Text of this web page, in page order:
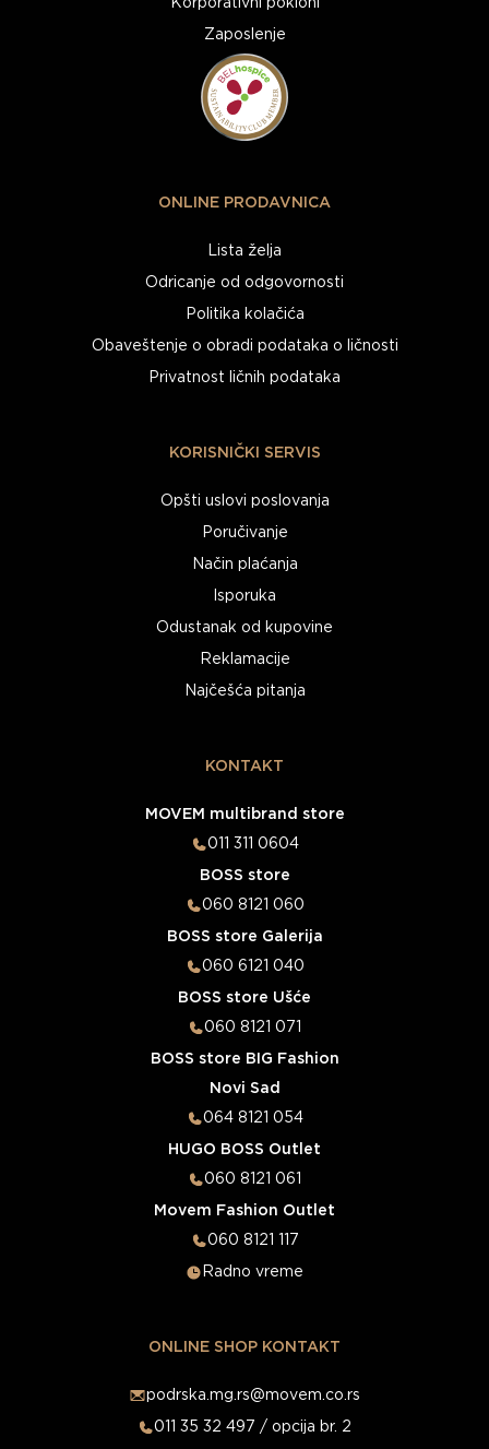
Korporativni pokloni
Zaposlenje
ONLINE PRODAVNICA
Lista želja
Odricanje od odgovornosti
Politika kolačića
Obaveštenje o obradi podataka o ličnosti
Privatnost ličnih podataka
KORISNIČKI SERVIS
Opšti uslovi poslovanja
Poručivanje
Način plaćanja
Isporuka
Odustanak od kupovine
Reklamacije
Najčešća pitanja
KONTAKT
MOVEM multibrand store
011 311 0604
BOSS store
060 8121 060
BOSS store Galerija
060 6121 040
BOSS store Ušće
060 8121 071
BOSS store BIG Fashion
Novi Sad
064 8121 054
HUGO BOSS Outlet
060 8121 061
Movem Fashion Outlet
060 8121 117
Radno vreme
ONLINE SHOP KONTAKT
podrska.mg.rs@movem.co.rs
011 35 32 497 / opcija br. 2